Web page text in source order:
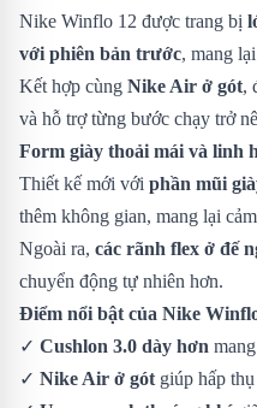
Nike Winflo 12 được trang bị
với phiên bản trước, mang
Kết hợp cùng Nike Air ở gót,
và hỗ trợ từng bước chạy trở
Form giày thoải mái và linh
Thiết kế mới với phần mũi
thêm không gian, mang lại
Ngoài ra, các rãnh flex ở đế
chuyển động tự nhiên hơn.
Điểm nổi bật của Nike
✓ Cushlon 3.0 dày hơn
✓ Nike Air ở gót giúp hấp